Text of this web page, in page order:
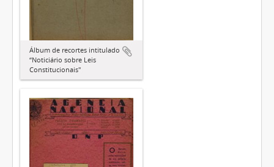
Álbum de recortes intitulado
“Noticiário sobre Leis
Constitucionais"